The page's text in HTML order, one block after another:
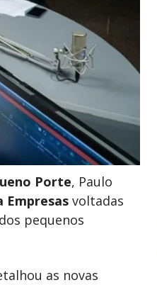
Porte, Paulo
Empresas voltadas
pequenos
as novas